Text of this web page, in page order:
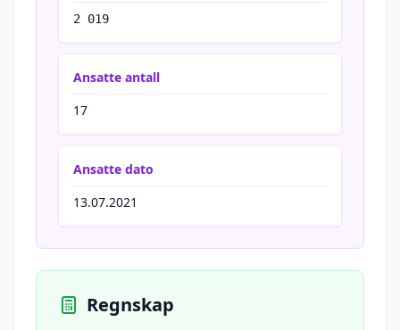
2 019
Ansatte antall
17
Ansatte dato
13.07.2021
Regnskap